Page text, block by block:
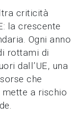
criticità
la crescente
Ogni anno
rottami di
dall’UE, una
che
mette a rischio